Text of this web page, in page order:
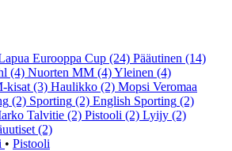
Eurooppa Cup (24) Pääutinen (14)
(4) Nuorten MM (4)Yleinen (4)
kisat (3) Haulikko (2) Mopsi Veromaa
(2) Sporting (2) English Sporting (2)
Talvitie (2) Pistooli (2) Lyijy (2)
(2)
• Pistooli